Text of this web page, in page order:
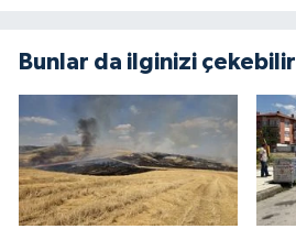
Bunlar da ilginizi çekebilir